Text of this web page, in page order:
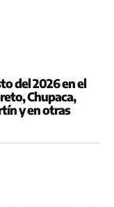
del 2026 en el
Chupaca,
y en otras